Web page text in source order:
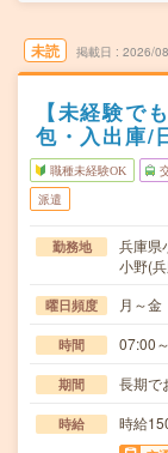
未読 掲載日 2026/
【未経験で
包・入出庫/
職種未経験OK
派遣
勤務地
兵庫県
小野(
曜日頻度 月～金
時間 07:00
期間 長期で
時給 時給